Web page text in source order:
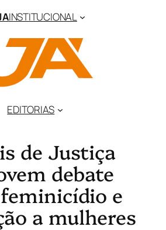
INSTITUCIONAL
EDITORIAS
de Justiça
debate
e
a mulheres